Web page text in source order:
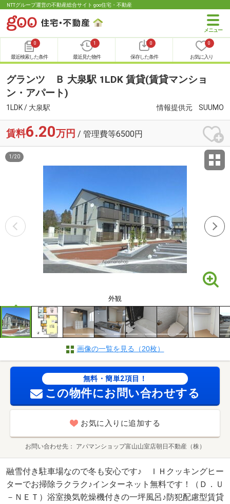
NTTグループ運営の不動産総合サイト goo住宅・不動産
0
最近検索した条件
1
最近見た物件
0
保存した条件
0
お気に入り
グランツ Ｂ 大泉駅 1LDK 賃貸(賃貸マンショ
ン・アパート)
1LDK / 大泉駅 情報提供元 SUUMO
賃料6.20万円 / 管理費等6500円
外観
1 /20
画像の一覧を見る（20枚）
無料・簡単2項目！
この物件にお問い合わせする
お気に入りに追加する
お問い合わせ先 アパマンショップ富山山室店朝日不動産（株）
融雪付き駐車場なので冬も安心です♪ ＩＨクッキングヒー
ターでお掃除ラクラク♪インターネット無料です！（Ｄ．Ｕ
－ＮＥＴ）浴室換気乾燥機付きの一坪風呂♪防犯配慮型賃貸